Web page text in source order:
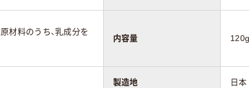
材料のうち、乳成分を
内容量 120g
製造地 日本